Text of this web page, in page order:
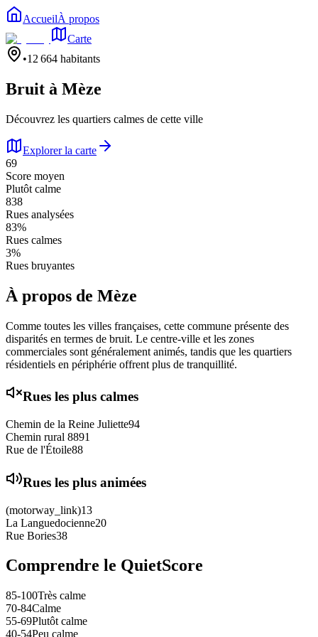
AccueilÀ propos
Carte
•12 664 habitants
Bruit à Mèze
Découvrez les quartiers calmes de cette ville
Explorer la carte
69
Score moyen
Plutôt calme
838
Rues analysées
83%
Rues calmes
3%
Rues bruyantes
À propos de Mèze
Comme toutes les villes françaises, cette commune présente des
disparités en termes de bruit. Le centre-ville et les zones
commerciales sont généralement animés, tandis que les quartiers
résidentiels en périphérie offrent plus de tranquillité.
Rues les plus calmes
Chemin de la Reine Juliette94
Chemin rural 8891
Rue de l'Étoile88
Rues les plus animées
(motorway_link)13
La Languedocienne20
Rue Bories38
Comprendre le QuietScore
85-100Très calme
70-84Calme
55-69Plutôt calme
40-54Peu calme